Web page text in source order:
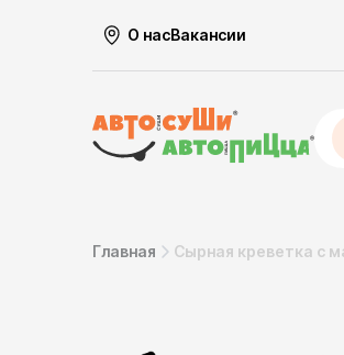
О насВакансии
Главная Сырная креветка с